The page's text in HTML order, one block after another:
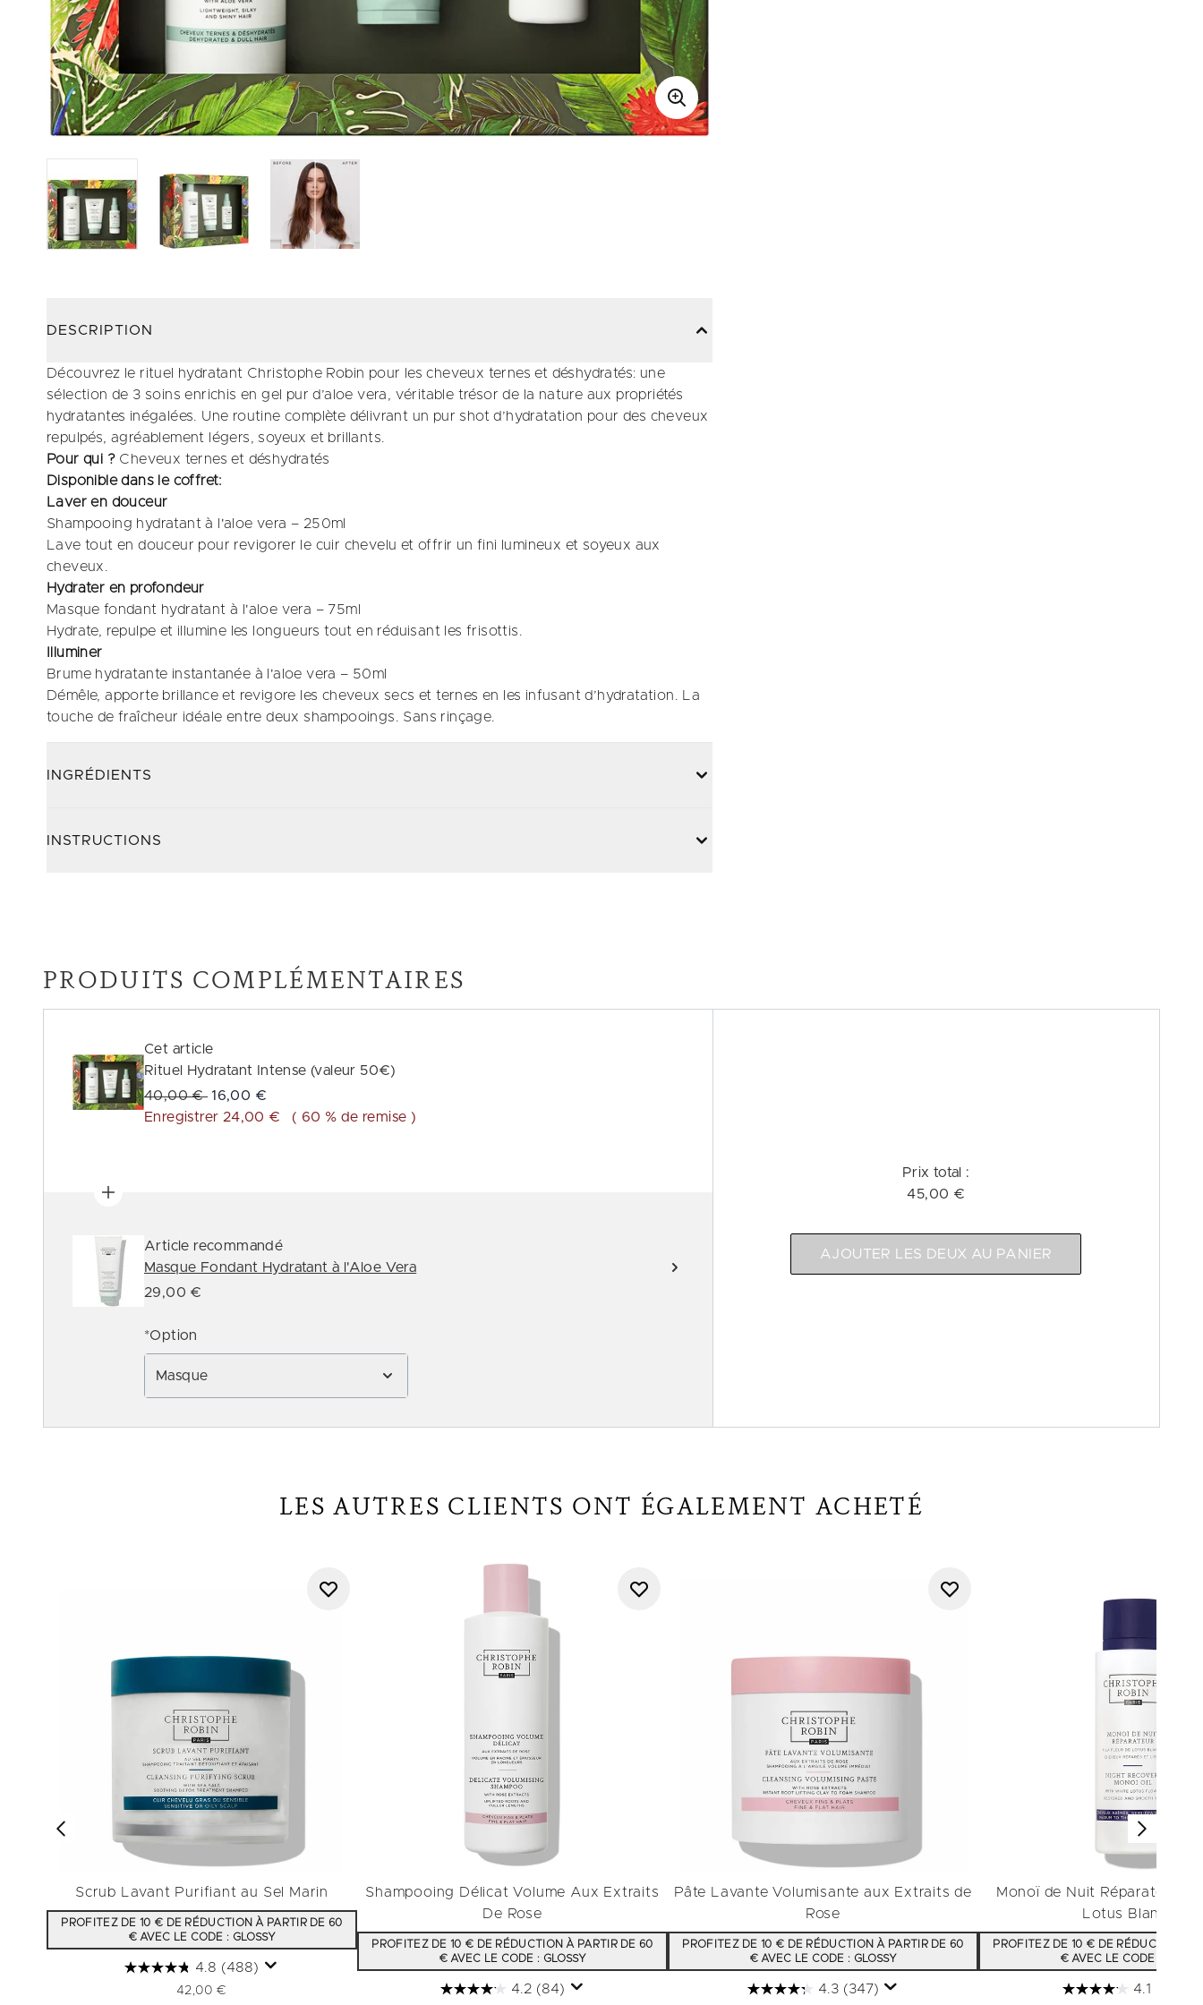
DESCRIPTION
Découvrez le rituel hydratant Christophe Robin pour les cheveux ternes et déshydratés: une
sélection de 3 soins enrichis en gel pur d’aloe vera, véritable trésor de la nature aux propriétés
hydratantes inégalées. Une routine complète délivrant un pur shot d’hydratation pour des cheveux
repulpés, agréablement légers, soyeux et brillants.
Pour qui ? Cheveux ternes et déshydratés
Disponible dans le coffret:
Laver en douceur
Shampooing hydratant à l'aloe vera – 250ml
Lave tout en douceur pour revigorer le cuir chevelu et offrir un fini lumineux et soyeux aux
cheveux.
Hydrater en profondeur
Masque fondant hydratant à l'aloe vera – 75ml
Hydrate, repulpe et illumine les longueurs tout en réduisant les frisottis.
Illuminer
Brume hydratante instantanée à l'aloe vera – 50ml
Démêle, apporte brillance et revigore les cheveux secs et ternes en les infusant d’hydratation. La
touche de fraîcheur idéale entre deux shampooings. Sans rinçage.
INGRÉDIENTS
INSTRUCTIONS
PRODUITS COMPLÉMENTAIRES
Cet article
Rituel Hydratant Intense (valeur 50€)
Prix de vente :
40,00 € Prix ​​actuel :
16,00 €
Enregistrer 24,00 €
( 60 % de remise )
Article recommandé
Masque Fondant Hydratant à l'Aloe Vera
29,00 €
*Option
Masque
Prix ​​total :
45,00 €
AJOUTER LES DEUX AU PANIER
LES AUTRES CLIENTS ONT ÉGALEMENT ACHETÉ
Scrub Lavant Purifiant au Sel Marin
PROFITEZ DE 10 € DE RÉDUCTION À PARTIR DE 60
€ AVEC LE CODE : GLOSSY
4.8 (488)
42,00 €
Shampooing Délicat Volume Aux Extraits
De Rose
PROFITEZ DE 10 € DE RÉDUCTION À PARTIR DE 60
€ AVEC LE CODE : GLOSSY
4.2 (84)
Pâte Lavante Volumisante aux Extraits de
Rose
PROFITEZ DE 10 € DE RÉDUCTION À PARTIR DE 60
€ AVEC LE CODE : GLOSSY
4.3 (347)
Monoï de Nuit Réparateur à
Lotus Blanche​
PROFITEZ DE 10 € DE RÉDUCTION À
€ AVEC LE CODE :
4.1